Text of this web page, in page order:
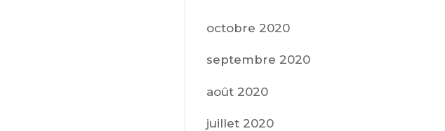
octobre 2020
septembre 2020
août 2020
juillet 2020